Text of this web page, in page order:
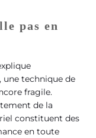
pas en
technique de
fragile.
de la
constituent des
en toute